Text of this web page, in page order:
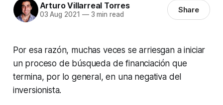
Arturo Villarreal Torres
03 Aug 2021 —3 min read Share
Por esa razón, muchas veces se arriesgan a iniciar
un proceso de búsqueda de financiación que
termina, por lo general, en una negativa del
inversionista.